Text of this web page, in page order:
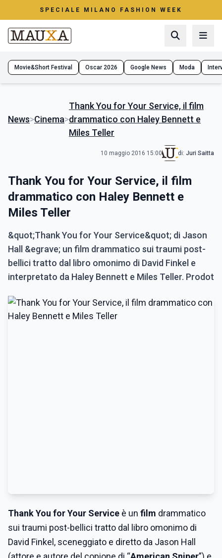
SPECIALE MILANO FASHION WEEK
Movie&Short Festival Oscar 2026 Google News Moda
News>Cinema>
Thank You for Your Service, il film
drammatico con Haley Bennett e
Miles Teller
10 maggio 2016 15:00 di: Juri Saitta
Thank You for Your Service, il film
drammatico con Haley Bennett e
Miles Teller
&quot;Thank You for Your Service&quot; di Jason
Hall &egrave; un film drammatico sui traumi post-
bellici tratto dal libro omonimo di David Finkel e
interpretato da Haley Bennett e Miles Teller. Prodot
Thank You for Your Service è un film drammatico
sui traumi post-bellici tratto dal libro omonimo di
David Finkel, sceneggiato e diretto da Jason Hall